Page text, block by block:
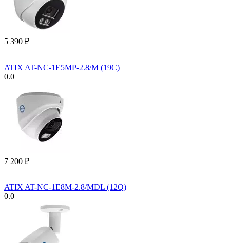
5 390 ₽
ATIX AT-NC-1E5MP-2.8/M (19C)
0.0
7 200 ₽
ATIX AT-NC-1E8M-2.8/MDL (12Q)
0.0